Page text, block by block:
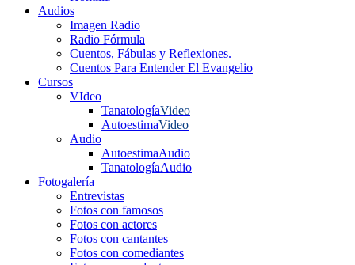
Audios
Imagen Radio
Radio Fórmula
Cuentos, Fábulas y Reflexiones.
Cuentos Para Entender El Evangelio
Cursos
VIdeo
TanatologíaVideo
AutoestimaVideo
Audio
AutoestimaAudio
TanatologíaAudio
Fotogalería
Entrevistas
Fotos con famosos
Fotos con actores
Fotos con cantantes
Fotos con comediantes